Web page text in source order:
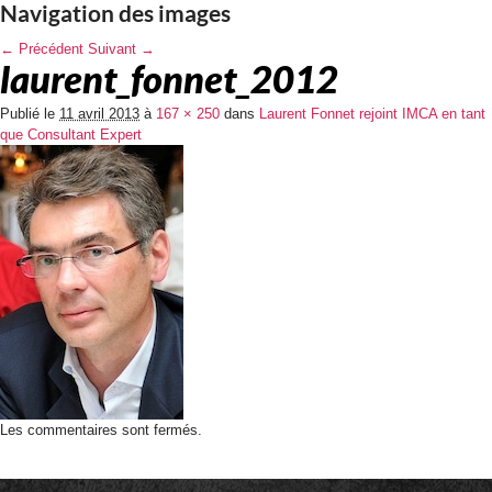
Navigation des images
← Précédent Suivant →
laurent_fonnet_2012
Publié le 11 avril 2013 à 167 × 250 dans Laurent Fonnet rejoint IMCA en tant
que Consultant Expert
Les commentaires sont fermés.